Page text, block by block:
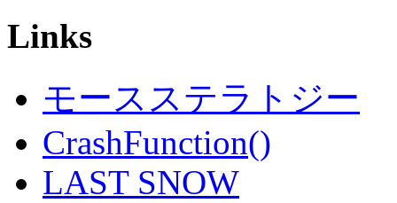
Links
モースステラトジー
CrashFunction()
LAST SNOW